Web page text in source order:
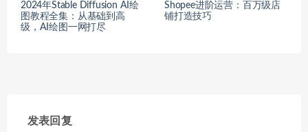
2024年Stable Diffusion AI绘
图教程全集：从基础到高
级，AI绘图一网打尽
Shopee进阶运营：百万级店
铺打造技巧
发表回复